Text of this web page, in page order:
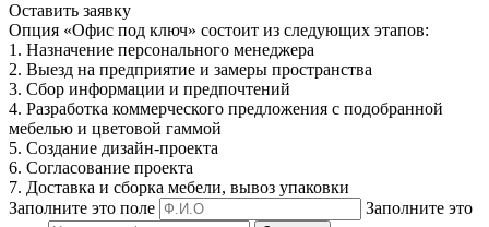
Оставить заявку
Опция «Офис под ключ» состоит из следующих этапов:
1. Назначение персонального менеджера
2. Выезд на предприятие и замеры пространства
3. Сбор информации и предпочтений
4. Разработка коммерческого предложения с подобранной
мебелью и цветовой гаммой
5. Создание дизайн-проекта
6. Согласование проекта
7. Доставка и сборка мебели, вывоз упаковки
Заполните это поле
Заполните это